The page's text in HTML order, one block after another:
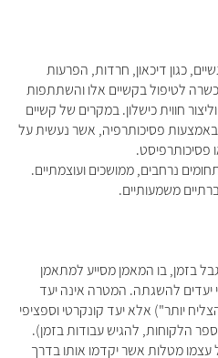
כגון דיכאון, חרדות, הפרעות
לטיפול בקשיים אלו והשתתפות
חווית כישלון. במקרים של קשיים
באמצעות פסיכותרפיה, אשר נעשית על
פסיכותרפיסט.
נרחבים, ממושכים ועוצמתיים.
משמעותיים.
בזמן, בו המאמן מסייע למתאמן
יעדים להשגתה. המטרה אינה יעד
יותר") אלא יעד קונקרטי וספציפי
הלקוחות, להגיש עבודות בזמן).
מטלות אשר יקדמו אותו בדרך